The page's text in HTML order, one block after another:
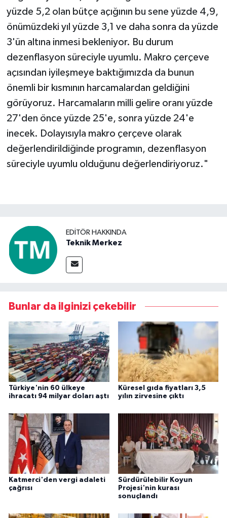
yüzde 5,2 olan bütçe açığının bu sene yüzde 4,9,
önümüzdeki yıl yüzde 3,1 ve daha sonra da yüzde
3'ün altına inmesi bekleniyor. Bu durum
dezenflasyon süreciyle uyumlu. Makro çerçeve
açısından iyileşmeye baktığımızda da bunun
önemli bir kısmının harcamalardan geldiğini
görüyoruz. Harcamaların milli gelire oranı yüzde
27'den önce yüzde 25'e, sonra yüzde 24'e
inecek. Dolayısıyla makro çerçeve olarak
değerlendirildiğinde programın, dezenflasyon
süreciyle uyumlu olduğunu değerlendiriyoruz."
EDITÖR HAKKINDA
Teknik Merkez
Bunlar da ilginizi çekebilir
Türkiye'nin 60 ülkeye
ihracatı 94 milyar doları aştı
Küresel gıda fiyatları 3,5
yılın zirvesine çıktı
Katmerci'den vergi adaleti
çağrısı
Sürdürülebilir Koyun
Projesi'nin kurası
sonuçlandı